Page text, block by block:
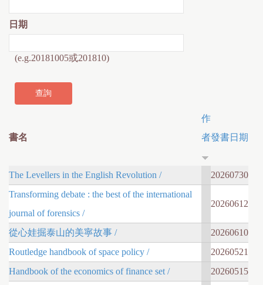
日期
(e.g.20181005或201810)
書名
作
者發書日期
The Levellers in the English Revolution /
20260730
Transforming debate : the best of the international
journal of forensics /
20260612
從心娃掘泰山的美寧故事 /
20260610
Routledge handbook of space policy /
20260521
Handbook of the economics of finance set /
20260515